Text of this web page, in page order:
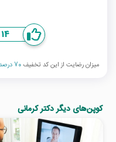
14
میزان رضایت از این کد تخفیف 70 درصد
کوپن‌های دیگر دکتر کرمانی